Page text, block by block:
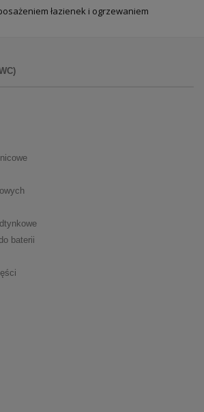
łazienek i ogrzewaniem
baterii